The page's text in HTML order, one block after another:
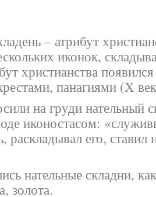
– атрибут
иконок,
христианства
панагиями (Х
на груди нательный
иконостасом:
раскладывал его,
нательные складни,
золота.